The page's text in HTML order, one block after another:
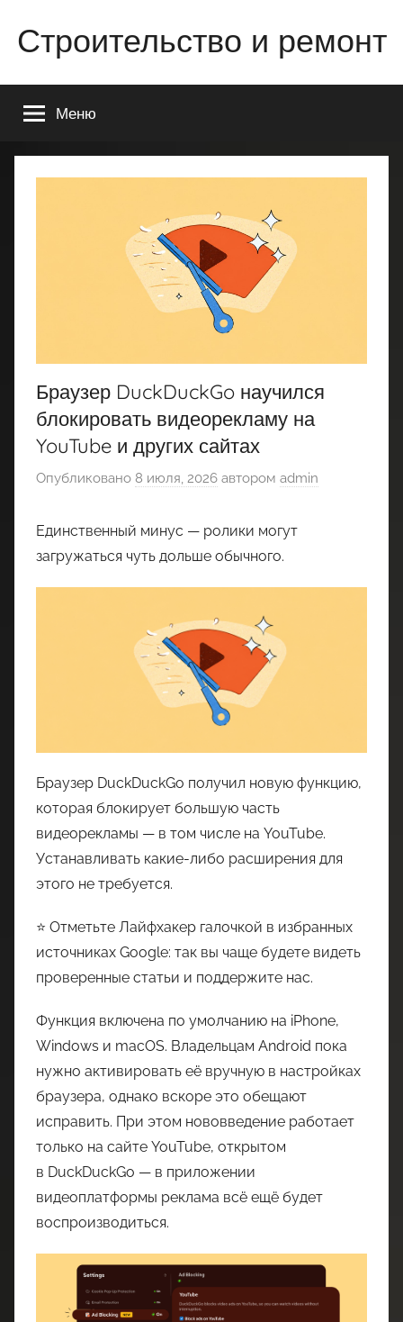
содержимому
Строительство и ремонт
строительстве
ремонте
Вашего
Меню
Браузер DuckDuckGo научился
блокировать видеорекламу на
YouTube и других сайтах
Опубликовано 8 июля, 2026 автором admin
Единственный минус — ролики могут
загружаться чуть дольше обычного.
Браузер DuckDuckGo получил новую функцию,
которая блокирует большую часть
видеорекламы — в том числе на YouTube.
Устанавливать какие-либо расширения для
этого не требуется.
⭐ Отметьте Лайфхакер галочкой в избранных
источниках Google: так вы чаще будете видеть
проверенные статьи и поддержите нас.
Функция включена по умолчанию на iPhone,
Windows и macOS. Владельцам Android пока
нужно активировать её вручную в настройках
браузера, однако вскоре это обещают
исправить. При этом нововведение работает
только на сайте YouTube, открытом
в DuckDuckGo — в приложении
видеоплатформы реклама всё ещё будет
воспроизводиться.